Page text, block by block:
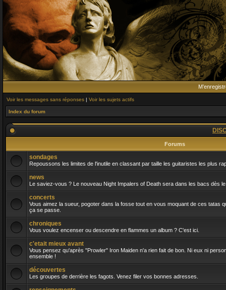
Voir les messages sans réponses | Voir les sujets actifs
Index du forum
Forums
sondages
Repoussons les limites de l'inutile en classant par taille les guitaristes les plus
news
Le saviez-vous ? Le nouveau Night Impalers of Death sera dans les bacs dès
concerts
Vous aimez la sueur, pogoter dans la fosse tout en vous moquant de ces tatas
ça se passe.
chroniques
Vous voulez encenser ou descendre en flammes un album ? C'est ici.
c'etait mieux avant
Vous pensez qu'après "Prowler" Iron Maiden n'a rien fait de bon. Ni eux ni
ensemble !
découvertes
Les groupes de derrière les fagots. Venez filer vos bonnes adresses.